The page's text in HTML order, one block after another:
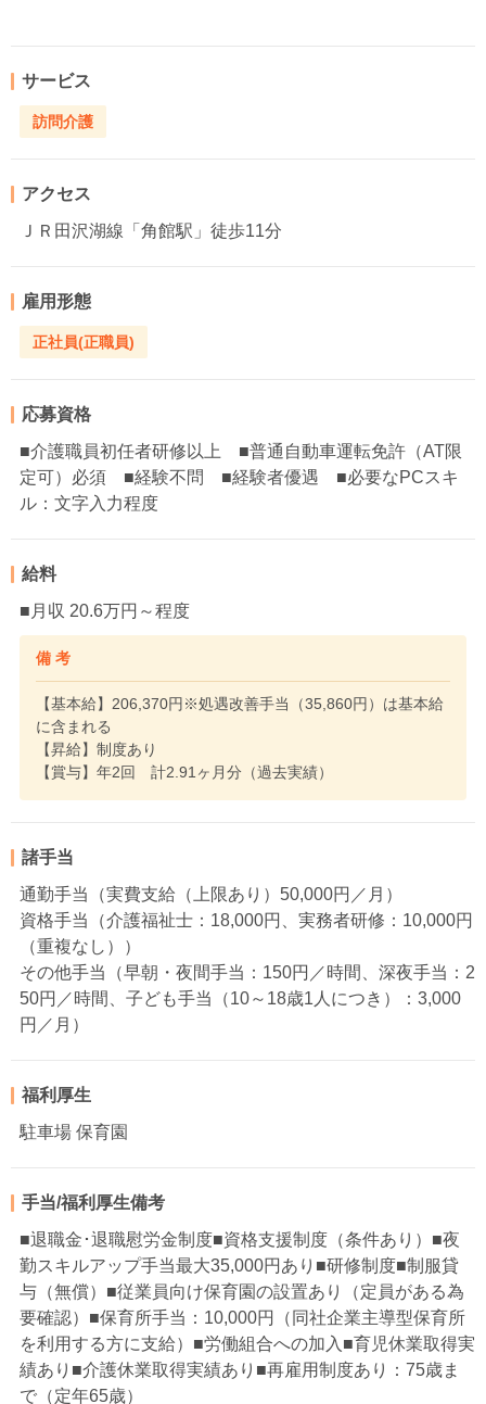
サービス
訪問介護
アクセス
ＪＲ田沢湖線「角館駅」徒歩11分
雇用形態
正社員(正職員)
応募資格
■介護職員初任者研修以上 ■普通自動車運転免許（AT限
定可）必須 ■経験不問 ■経験者優遇 ■必要なPCスキ
ル：文字入力程度
給料
■月収 20.6万円～程度
備 考
【基本給】206,370円※処遇改善手当（35,860円）は基本給
に含まれる
【昇給】制度あり
【賞与】年2回 計2.91ヶ月分（過去実績）
諸手当
通勤手当（実費支給（上限あり）50,000円／月）
資格手当（介護福祉士：18,000円、実務者研修：10,000円
（重複なし））
その他手当（早朝・夜間手当：150円／時間、深夜手当：2
50円／時間、子ども手当（10～18歳1人につき）：3,000
円／月）
福利厚生
駐車場 保育園
手当/福利厚生備考
■退職金･退職慰労金制度■資格支援制度（条件あり）■夜
勤スキルアップ手当最大35,000円あり■研修制度■制服貸
与（無償）■従業員向け保育園の設置あり（定員がある為
要確認）■保育所手当：10,000円（同社企業主導型保育所
を利用する方に支給）■労働組合への加入■育児休業取得実
績あり■介護休業取得実績あり■再雇用制度あり：75歳ま
で（定年65歳）